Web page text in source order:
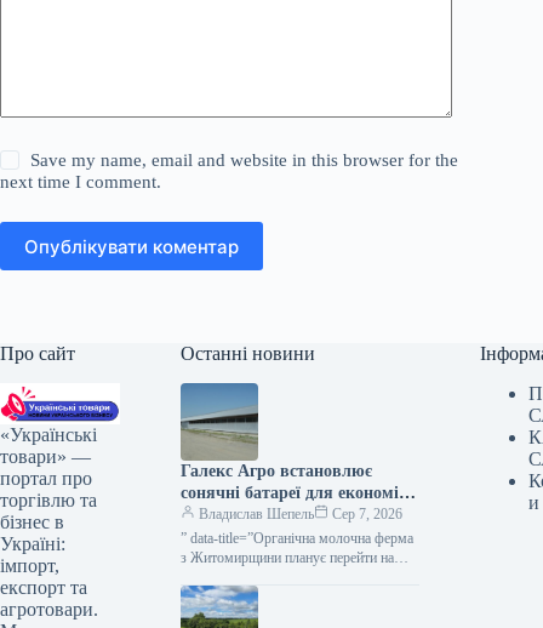
Save my name, email and website in this browser for the
next time I comment.
Опублікувати коментар
Про сайт
«Українські
товари» —
портал про
торгівлю та
бізнес в
Україні:
імпорт,
експорт та
агротовари.
Останні новини
Галекс Агро встановлює
сонячні батареї для економії
на обробці молока —
КУРКУЛЬ
Владислав Шепель
Сер 7, 2026
” data-title=”Органічна молочна ферма
з Житомирщини планує перейти на
url=”https://kurkul.com/news/41866-
organichna-molochna-ferma-z-
и